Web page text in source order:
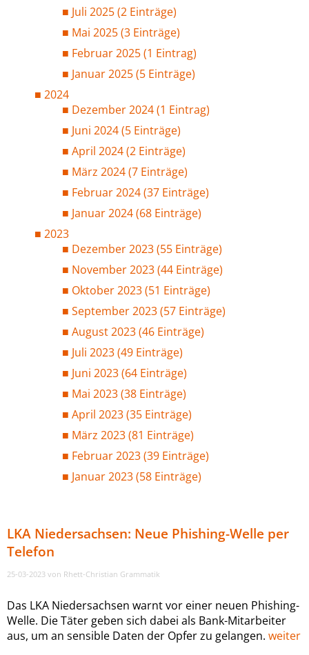
Juli 2025 (2 Einträge)
Mai 2025 (3 Einträge)
Februar 2025 (1 Eintrag)
Januar 2025 (5 Einträge)
2024
Dezember 2024 (1 Eintrag)
Juni 2024 (5 Einträge)
April 2024 (2 Einträge)
März 2024 (7 Einträge)
Februar 2024 (37 Einträge)
Januar 2024 (68 Einträge)
2023
Dezember 2023 (55 Einträge)
November 2023 (44 Einträge)
Oktober 2023 (51 Einträge)
September 2023 (57 Einträge)
August 2023 (46 Einträge)
Juli 2023 (49 Einträge)
Juni 2023 (64 Einträge)
Mai 2023 (38 Einträge)
April 2023 (35 Einträge)
März 2023 (81 Einträge)
Februar 2023 (39 Einträge)
Januar 2023 (58 Einträge)
LKA Niedersachsen: Neue Phishing-Welle per
Telefon
25-03-2023 von Rhett-Christian Grammatik
Das LKA Niedersachsen warnt vor einer neuen Phishing-
Welle. Die Täter geben sich dabei als Bank-Mitarbeiter
aus, um an sensible Daten der Opfer zu gelangen. weiter